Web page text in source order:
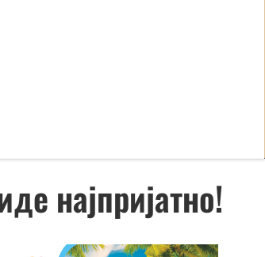
најпријатно!